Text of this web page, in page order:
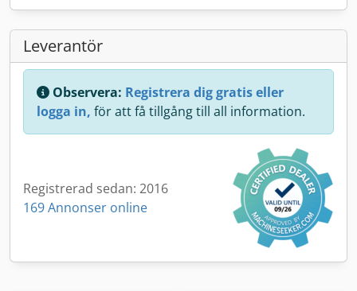
Leverantör
Observera: Registrera dig gratis eller
logga in, för att få tillgång till all information.
Registrerad sedan: 2016
169 Annonser online